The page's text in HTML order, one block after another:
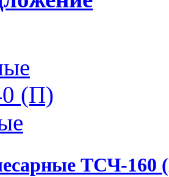
ТСЧ-160